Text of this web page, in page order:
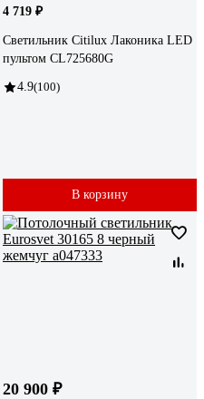
4 719 ₽
Светильник Citilux Лаконика LED
пультом CL725680G
4.9(100)
В корзину
20 900 ₽